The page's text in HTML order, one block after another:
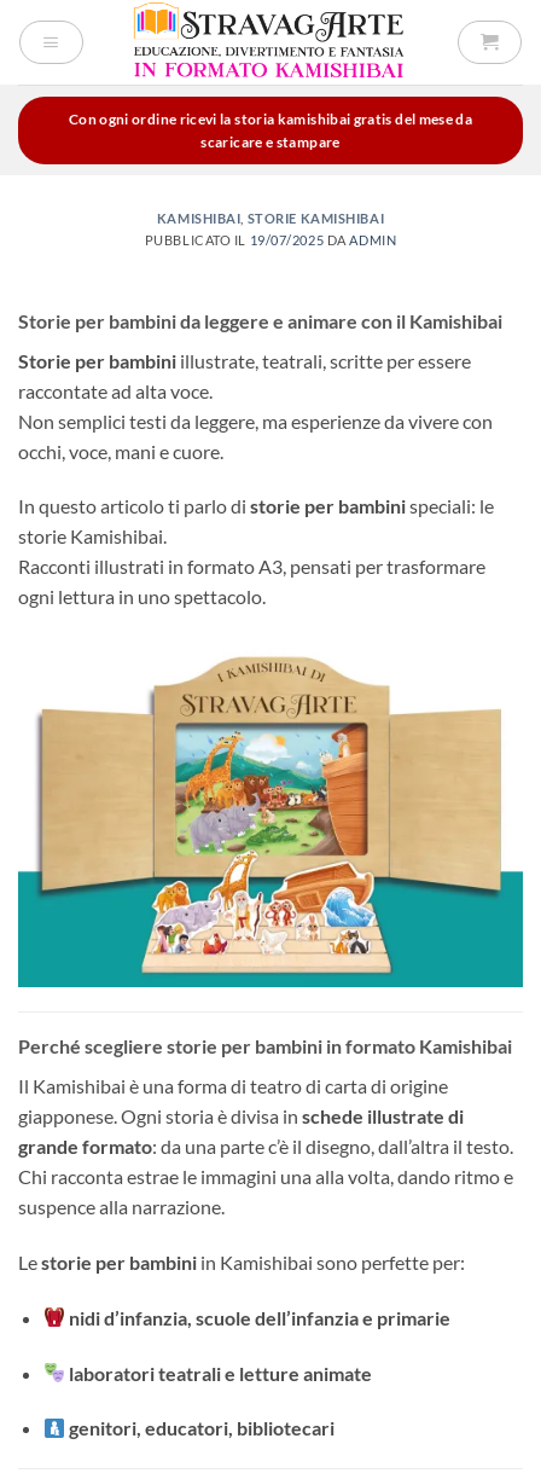
Con ogni ordine ricevi la storia kamishibai gratis del mese da
scaricare e stampare
KAMISHIBAI STORIE KAMISHIBAI
PUBBLICATO IL
19/07/2025 DA ADMIN
Storie per bambini da leggere e animare con il Kamishibai
Storie per bambini illustrate, teatrali, scritte per essere
raccontate ad alta voce.
Non semplici testi da leggere, ma esperienze da vivere con
occhi, voce, mani e cuore.
In questo articolo ti parlo di storie per bambinispeciali: le
storie Kamishibai.
Racconti illustrati in formato A3, pensati per trasformare
ogni lettura in uno spettacolo.
Perché scegliere storie per bambini in formato Kamishibai
Il Kamishibai è una forma di teatro di carta di origine
giapponese. Ogni storia è divisa in schede illustrate di
grande formato: da una parte c’è il disegno, dall’altra il testo.
Chi racconta estrae le immagini una alla volta, dando ritmo e
suspence alla narrazione.
Lestorie per bambini in Kamishibai sono perfette per:
nidi d’infanzia, scuole dell’infanzia e primarie
laboratori teatrali e letture animate
genitori, educatori, bibliotecari